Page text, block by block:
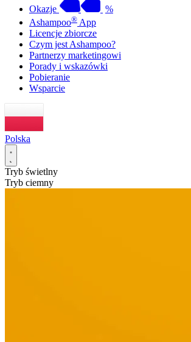
Okazje
%
Ashampoo® App
Licencje zbiorcze
Czym jest Ashampoo?
Partnerzy marketingowi
Porady i wskazówki
Pobieranie
Wsparcie
Polska
Tryb świetlny
Tryb ciemny